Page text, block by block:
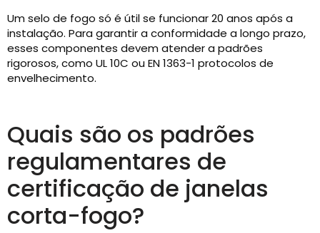
Um selo de fogo só é útil se funcionar 20 anos após a
instalação. Para garantir a conformidade a longo prazo,
esses componentes devem atender a padrões
rigorosos, como UL 10C ou EN 1363-1 protocolos de
envelhecimento.
Quais são os padrões
regulamentares de
certificação de janelas
corta-fogo?